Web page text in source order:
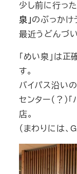
少し前に行っ
泉」のぶっかけ
最近うどんづ
「めい泉」は
す。
バイパス沿い
センター（？）
店。
（まわりには、